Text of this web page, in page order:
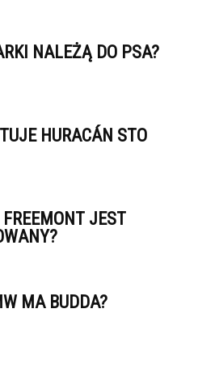
NALEŻĄ DO PSA?
HURACÁN STO
JEST
MA BUDDA?